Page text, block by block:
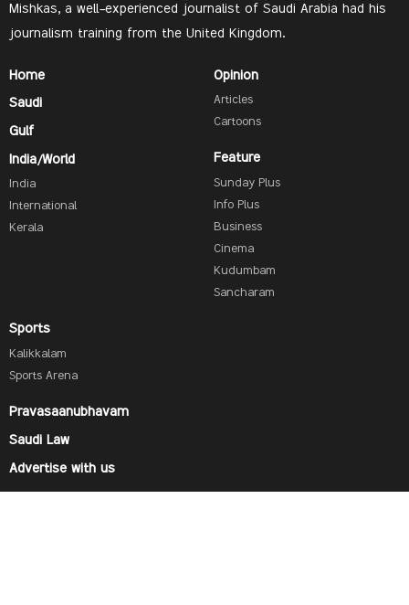
Mishkas, a well-experienced journalist of Saudi Arabia had his
journalism training from the United Kingdom.
Home
Saudi
Gulf
India/World
India
International
Kerala
Opinion
Articles
Cartoons
Feature
Sunday Plus
Info Plus
Business
Cinema
Kudumbam
Sancharam
Sports
Kalikkalam
Sports Arena
Pravasaanubhavam
Saudi Law
Advertise with us